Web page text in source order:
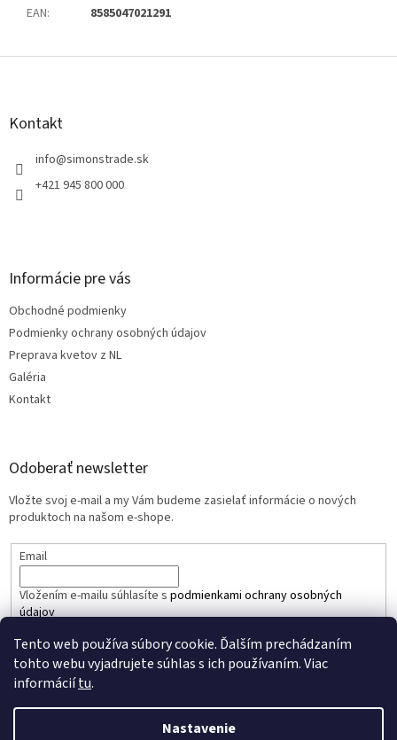
Tento web používa súbory cookie. Ďalším prechádzaním
tohto webu vyjadrujete súhlas s ich používaním. Viac
informáciítu.
Nastavenie
EAN: 8585047021291
Z
Kontakt
info@simonstrade.sk
+421 945 800 000
Informácie pre vás
Obchodné podmienky
Podmienky ochrany osobných údajov
Preprava kvetov z NL
Galéria
Kontakt
Odoberať newsletter
Vložte svoj e-mail a my Vám budeme zasielať informácie o nových
produktoch na našom e-shope.
Email
Vložením e-mailu súhlasíte s podmienkami ochrany osobných
údajov
PRIHLÁSIŤ SA
Vytvoril Shoptet